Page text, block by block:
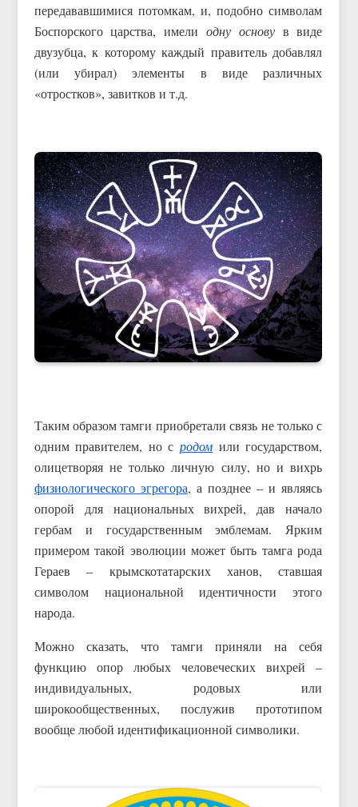
передававшимися потомкам, и, подобно символам
Боспорского царства, имели одну основув виде
двузубца, к которому каждый правитель добавлял
(или убирал) элементы в виде различных
«отростков», завитков и т.д.
Таким образом тамги приобретали связь не только с
одним правителем, но сродом или государством,
олицетворяя не только личную силу, но и вихрь
физиологического эгрегора, а позднее – и являясь
опорой для национальных вихрей, дав начало
гербам и государственным эмблемам. Ярким
примером такой эволюции может быть тамга рода
Гераев – крымскотатарских ханов, ставшая
символом национальной идентичности этого
народа.
Можно сказать, что тамги приняли на себя
функцию опор любых человеческих вихрей –
индивидуальных, родовых или
широкообщественных, послужив прототипом
вообще любой идентификационной символики.